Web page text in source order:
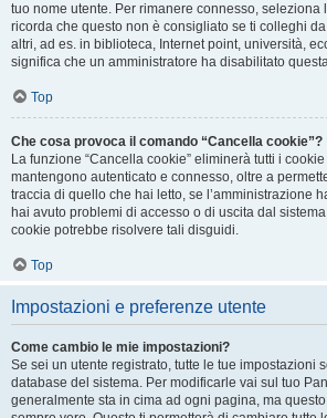
tuo nome utente. Per rimanere connesso, seleziona
ricorda che questo non è consigliato se ti colleghi
altri, ad es. in biblioteca, Internet point, università,
significa che un amministratore ha disabilitato
Top
Che cosa provoca il comando “Cancella cookie”?
La funzione “Cancella cookie” eliminerà tutti i
mantengono autenticato e connesso, oltre a
traccia di quello che hai letto, se l’amministrazione
hai avuto problemi di accesso o di uscita dal
cookie potrebbe risolvere tali disguidi.
Top
Impostazioni e preferenze utente
Come cambio le mie impostazioni?
Se sei un utente registrato, tutte le tue impostazioni
database del sistema. Per modificarle vai sul tuo
generalmente sta in cima ad ogni pagina, ma